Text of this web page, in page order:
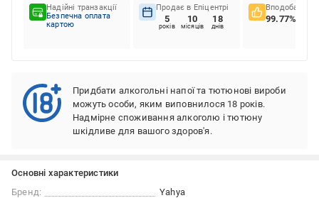
Надійні транзакції
Безпечна оплата
картою
Продає в Епіцентрі
5
років
10
місяців
18
днів
Вподобання
99.77%
Придбати алкогольні напої та тютюнові вироби
можуть особи, яким виповнилося 18 років.
Надмірне споживання алкоголю і тютюну
шкідливе для вашого здоров'я.
Основні характеристики
Бренд:
Yahya